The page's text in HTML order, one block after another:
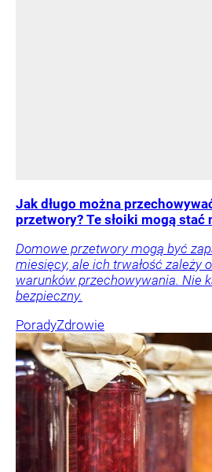
Jak długo można
przetwory? Te słoiki mogą stać
Domowe przetwory mogą być
miesięcy, ale ich trwałość zależy
warunków przechowywania. Nie
bezpieczny.
PoradyZdrowie